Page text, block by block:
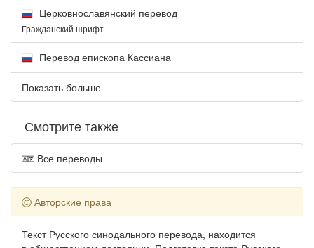
Церковнославянский перевод
Гражданский шрифт
Перевод епископа Кассиана
Показать больше
Смотрите также
Все переводы
Авторские права
Текст Русского синодального перевода, находится